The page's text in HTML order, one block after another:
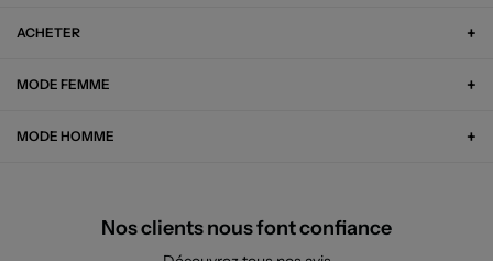
ACHETER
MODE FEMME
MODE HOMME
Nos clients nous font confiance